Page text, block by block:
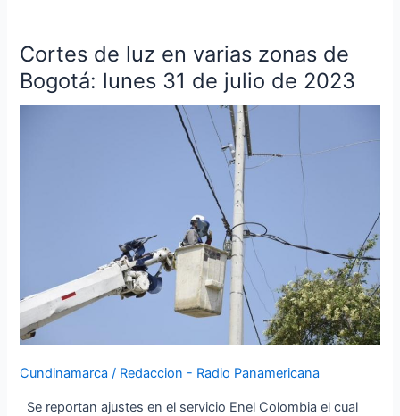
Cortes de luz en varias zonas de
Bogotá: lunes 31 de julio de 2023
Cundinamarca / Redaccion - Radio Panamericana
Se reportan ajustes en el servicio Enel Colombia el cual
Cortes
de
luz
de
2023